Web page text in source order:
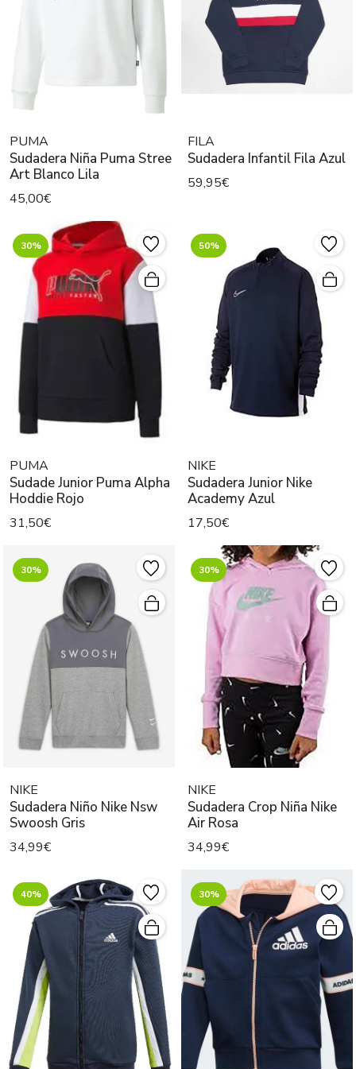
PUMA
Sudadera Niña Puma Stree
Art Blanco Lila
45,00€
FILA
Sudadera Infantil Fila Azul
59,95€
30%
PUMA
Sudade Junior Puma Alpha
Hoddie Rojo
31,50€
50%
NIKE
Sudadera Junior Nike
Academy Azul
17,50€
30%
NIKE
Sudadera Niño Nike Nsw
Swoosh Gris
34,99€
30%
NIKE
Sudadera Crop Niña Nike
Air Rosa
34,99€
40% 30%